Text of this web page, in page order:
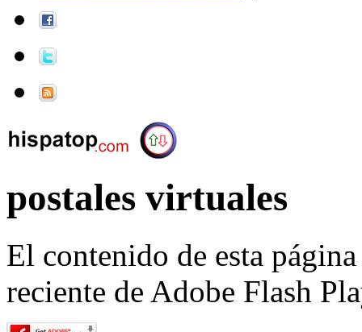
postales virtuales
El contenido de esta
reciente de Adobe Flash